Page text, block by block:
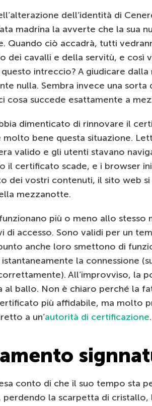
dell’identità di
madrina la avverte che la sua
Quando ciò accadrà, tutti
dei cavalli e della servitù, e così
intreccio? A giudicare
nulla. Sembra invece una
cosa succede esattamente a
dimenticato di rinnovare il
molto bene questa situazione.
valido e gli utenti stavano
il certificato scade, e i browser
dei vostri contenuti, il sito web
mezzanotte.
più o meno allo
di accesso. Sono validi per un
anche loro smettono di
la connessione
All’improvviso, la
al ballo. Non è chiaro perché la
più affidabile, ma molto
a un’autorità di certificazione.
conto di che il suo tempo sta
perdendo la scarpetta di cristallo,